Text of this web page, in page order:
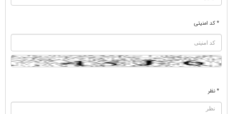
* کد امنیتی
* نظر